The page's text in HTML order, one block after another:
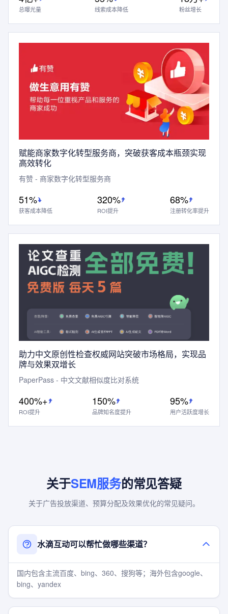
总曝光量 线索成本降低 粉丝增长
赋能商家数字化转型服务商，突破获客成本瓶颈实现
高效转化
有赞 - 商家数字化转型服务商
51%
获客成本降低
320%
ROI提升
68%
注册转化率提升
助力中文原创性检查权威网站突破市场格局，实现品
牌与效果双增长
PaperPass - 中文文献相似度比对系统
400%+
ROI提升
150%
品牌知名度提升
95%
用户活跃度增长
关于SEM服务的常见答疑
关于广告投放渠道、预算分配及效果优化的常见疑问。
水滴互动可以帮忙做哪些渠道？
国内包含主流百度、bing、360、搜狗等；海外包含google、
bing、yandex